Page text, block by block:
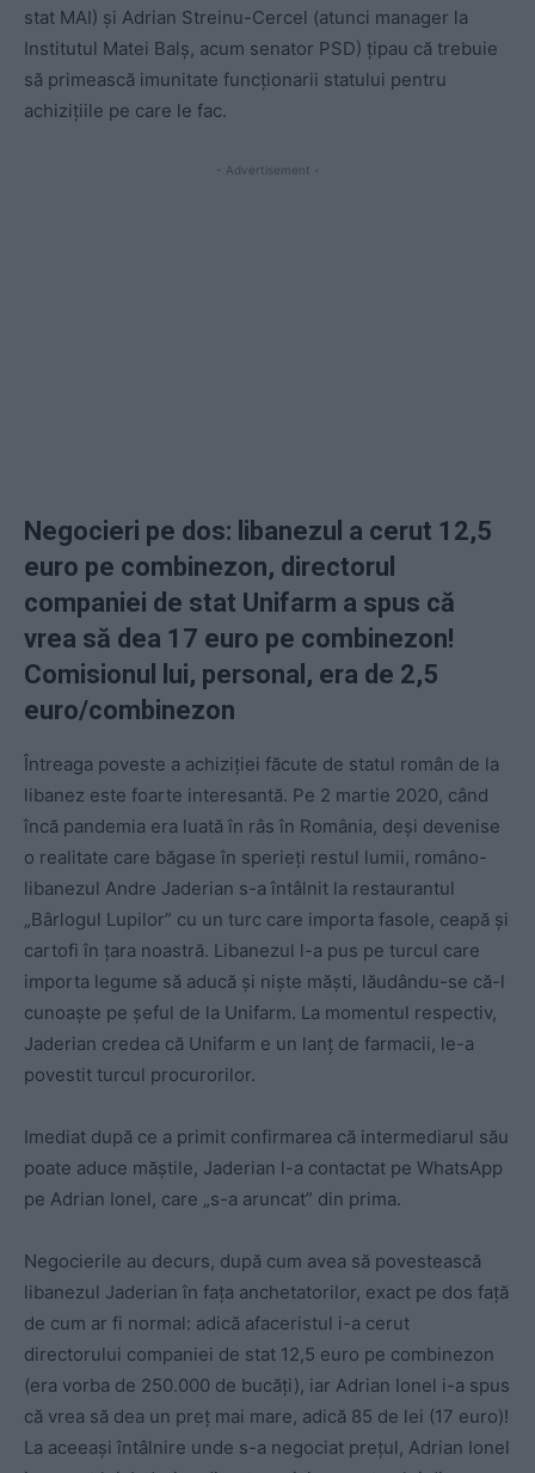
stat MAI) și Adrian Streinu-Cercel (atunci manager la
Institutul Matei Balș, acum senator PSD) țipau că trebuie
să primească imunitate funcționarii statului pentru
achizițiile pe care le fac.
- Advertisement -
Negocieri pe dos: libanezul a cerut 12,5
euro pe combinezon, directorul
companiei de stat Unifarm a spus că
vrea să dea 17 euro pe combinezon!
Comisionul lui, personal, era de 2,5
euro/combinezon
Întreaga poveste a achiziției făcute de statul român de la
libanez este foarte interesantă. Pe 2 martie 2020, când
încă pandemia era luată în râs în România, deși devenise
o realitate care băgase în sperieți restul lumii, româno-
libanezul Andre Jaderian s-a întâlnit la restaurantul
„Bârlogul Lupilor” cu un turc care importa fasole, ceapă și
cartofi în țara noastră. Libanezul l-a pus pe turcul care
importa legume să aducă și niște măști, lăudându-se că-l
cunoaște pe șeful de la Unifarm. La momentul respectiv,
Jaderian credea că Unifarm e un lanț de farmacii, le-a
povestit turcul procurorilor.
Imediat după ce a primit confirmarea că intermediarul său
poate aduce măștile, Jaderian l-a contactat pe WhatsApp
pe Adrian Ionel, care „s-a aruncat” din prima.
Negocierile au decurs, după cum avea să povestească
libanezul Jaderian în fața anchetatorilor, exact pe dos față
de cum ar fi normal: adică afaceristul i-a cerut
directorului companiei de stat 12,5 euro pe combinezon
(era vorba de 250.000 de bucăți), iar Adrian Ionel i-a spus
că vrea să dea un preț mai mare, adică 85 de lei (17 euro)!
La aceeași întâlnire unde s-a negociat prețul, Adrian Ionel